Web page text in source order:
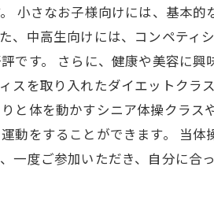
小さなお子様向けには、基本
、中高生向けには、コンペテ
です。 さらに、健康や美容に
スを取り入れたダイエットク
と体を動かすシニア体操クラ
動をすることができます。 当
一度ご参加いただき、自分に合